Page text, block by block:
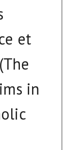
et
in